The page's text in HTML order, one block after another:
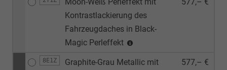
Kontrastlackierung des
Fahrzeugdaches in Black-
Magic Perleffekt
8E1Z
Graphite-Grau Metallic mit
577,– €